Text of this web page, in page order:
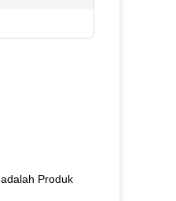
adalah Produk